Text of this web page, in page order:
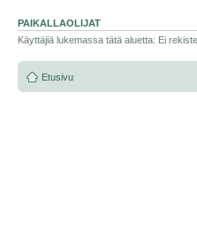
PAIKALLAOLIJAT
Käyttäjiä lukemassa tätä aluetta: Ei
Etusivu